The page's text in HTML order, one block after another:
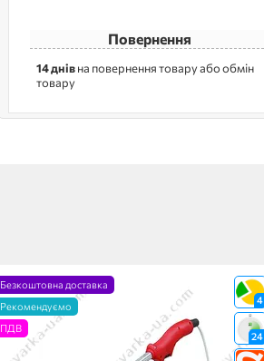
Повернення
14 днівна повернення товару або обмін
товару
4
24
Безкоштовна доставка
Рекомендуємо
ПДВ